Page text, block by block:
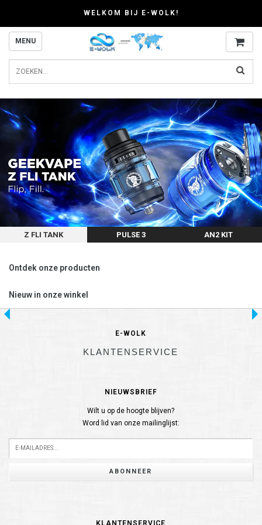
WELKOM BIJ E-WOLK!
MENU
Z FLI TANK PULSE 3 AN2 KIT
Ontdek onze producten
Nieuw in onze winkel
E-WOLK
KLANTENSERVICE
NIEUWSBRIEF
Wilt u op de hoogte blijven?
Word lid van onze mailinglijst:
ABONNEER
KLANTENSERVICE